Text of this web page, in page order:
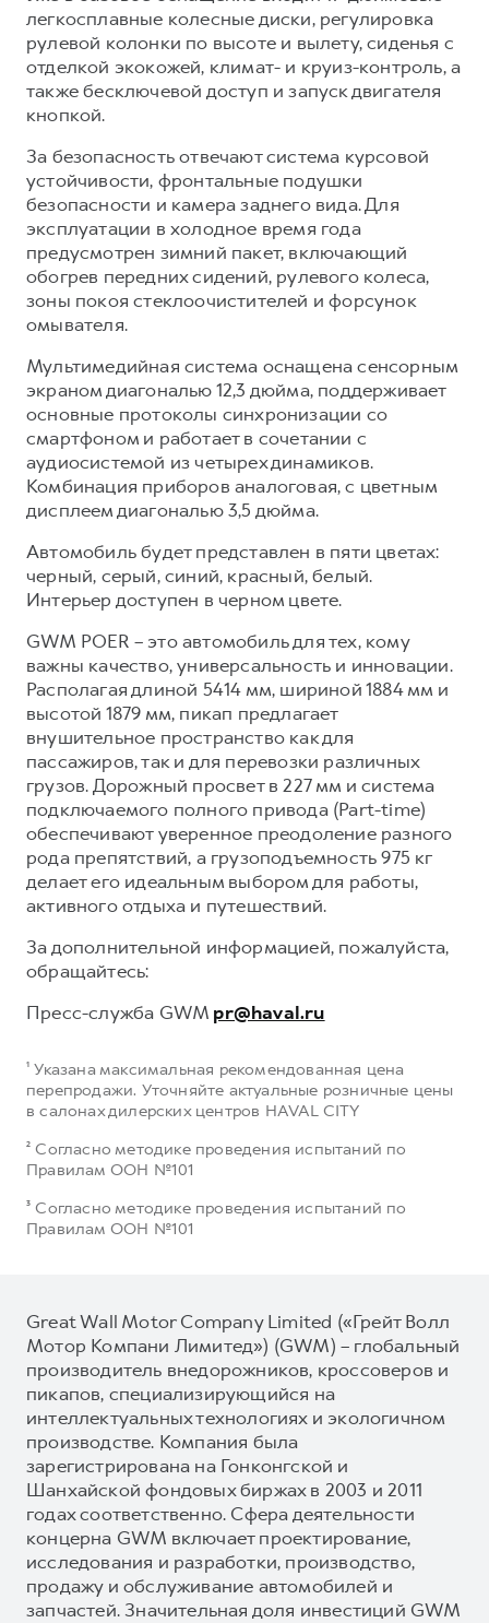
легкосплавные колесные диски, регулировка
рулевой колонки по высоте и вылету, сиденья с
отделкой экокожей, климат- и круиз-контроль, а
также бесключевой доступ и запуск двигателя
кнопкой.
За безопасность отвечают система курсовой
устойчивости, фронтальные подушки
безопасности и камера заднего вида. Для
эксплуатации в холодное время года
предусмотрен зимний пакет, включающий
обогрев передних сидений, рулевого колеса,
зоны покоя стеклоочистителей и форсунок
омывателя.
Мультимедийная система оснащена сенсорным
экраном диагональю 12,3 дюйма, поддерживает
основные протоколы синхронизации со
смартфоном и работает в сочетании с
аудиосистемой из четырех динамиков.
Комбинация приборов аналоговая, с цветным
дисплеем диагональю 3,5 дюйма.
Автомобиль будет представлен в пяти цветах:
черный, серый, синий, красный, белый.
Интерьер доступен в черном цвете.
GWM POER – это автомобиль для тех, кому
важны качество, универсальность и инновации.
Располагая длиной 5414 мм, шириной 1884 мм и
высотой 1879 мм, пикап предлагает
внушительное пространство как для
пассажиров, так и для перевозки различных
грузов. Дорожный просвет в 227 мм и система
подключаемого полного привода (Part-time)
обеспечивают уверенное преодоление разного
рода препятствий, а грузоподъемность 975 кг
делает его идеальным выбором для работы,
активного отдыха и путешествий.
За дополнительной информацией, пожалуйста,
обращайтесь:
Пресс-служба GWM pr@haval.ru
¹ Указана максимальная рекомендованная цена
перепродажи. Уточняйте актуальные розничные цены
в салонах дилерских центров HAVAL CITY
² Согласно методике проведения испытаний по
Правилам ООН №101
³ Согласно методике проведения испытаний по
Правилам ООН №101
Great Wall Motor Company Limited («Грейт Волл
Мотор Компани Лимитед») (GWM) – глобальный
производитель внедорожников, кроссоверов и
пикапов, специализирующийся на
интеллектуальных технологиях и экологичном
производстве. Компания была
зарегистрирована на Гонконгской и
Шанхайской фондовых биржах в 2003 и 2011
годах соответственно. Сфера деятельности
концерна GWM включает проектирование,
исследования и разработки, производство,
продажу и обслуживание автомобилей и
запчастей. Значительная доля инвестиций GWM